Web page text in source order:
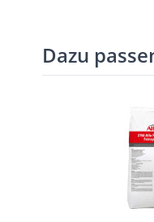
Dazu